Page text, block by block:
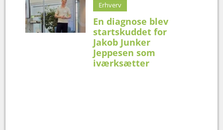
Erhverv
En diagnose blev
startskuddet for
Jakob Junker
Jeppesen som
iværksætter